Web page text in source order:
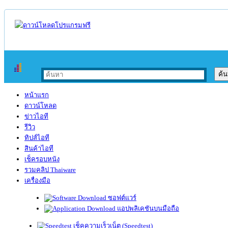
หน้าแรก
ดาวน์โหลด
ข่าวไอที
รีวิว
ทิปส์ไอที
สินค้าไอที
เช็ครอบหนัง
รวมคลิป Thaiware
เครื่องมือ
ซอฟต์แวร์
แอปพลิเคชันบนมือถือ
เช็คความเร็วเน็ต (Speedtest)